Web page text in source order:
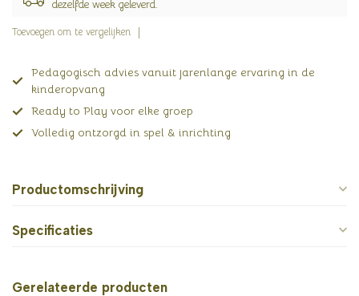
dezelfde week geleverd.
Toevoegen om te vergelijken
Pedagogisch advies vanuit jarenlange ervaring in de
kinderopvang
Ready to Play voor elke groep
Volledig ontzorgd in spel & inrichting
Productomschrijving
Specificaties
Gerelateerde producten